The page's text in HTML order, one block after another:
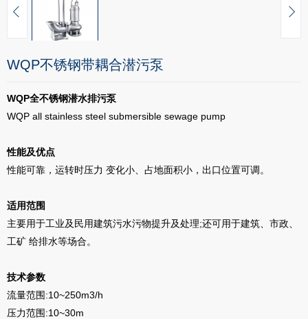
WQP不锈钢带耦合潜污泵
WQP全不锈钢潜水排污泵
WQP all stainless steel submersible sewage pump
性能及优点
性能可靠，运转时压力 变化小、占地面积小，出口位置可调。
适用范围
主要用于工业及民用建筑污水污物提升及处理;还可用于建筑、市政、
工矿 给排水等场合。
技术参数
流量范围:10~250m3/h
压力范围:10~30m